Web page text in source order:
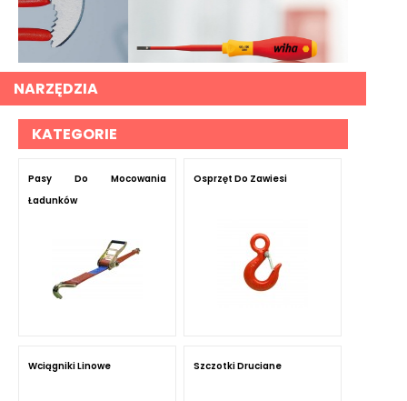
NARZĘDZIA
KATEGORIE
Pasy Do Mocowania
Ładunków
Osprzęt Do Zawiesi
Wciągniki Linowe Szczotki Druciane